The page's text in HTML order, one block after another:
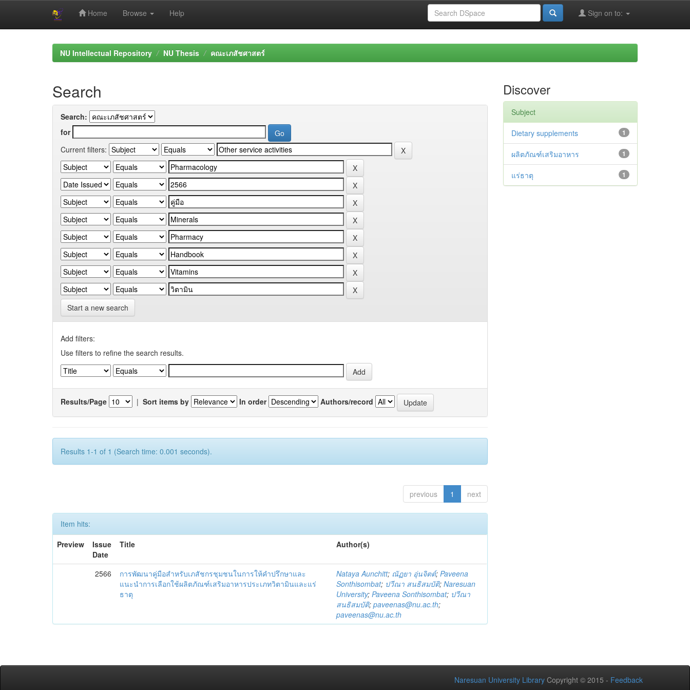
Home Browse Help Sign on to:
NU Intellectual Repository NU Thesis คณะเภสัชศาสตร์
Search
Search:
for
Current filters:
Start a new search
Add filters:
Use filters to refine the search results.
Results/Page | Sort items by In order Authors/record
Results 1-1 of 1 (Search time: 0.001 seconds).
previous 1 next
Item hits:
Preview
Issue
Date
Title Author(s)
2566
การพัฒนาคู่มือสำหรับเภสัชกรชุมชนในการให้คำปรึกษาและ
แนะนำการเลือกใช้ผลิตภัณฑ์เสริมอาหารประเภทวิตามินและแร่
ธาตุ
Nataya Aunchitt; ณัฏยา อุ่นจิตต์;Paveena
Sonthisombat; ปวีณา สนธิสมบัติ;Naresuan
University;Paveena Sonthisombat; ปวีณา
สนธิสมบัติ;paveenas@nu.ac.th;
paveenas@nu.ac.th
Discover
Subject
1
Dietary supplements
1
ผลิตภัณฑ์เสริมอาหาร
1
แร่ธาตุ
Naresuan University Library Copyright © 2015 - Feedback